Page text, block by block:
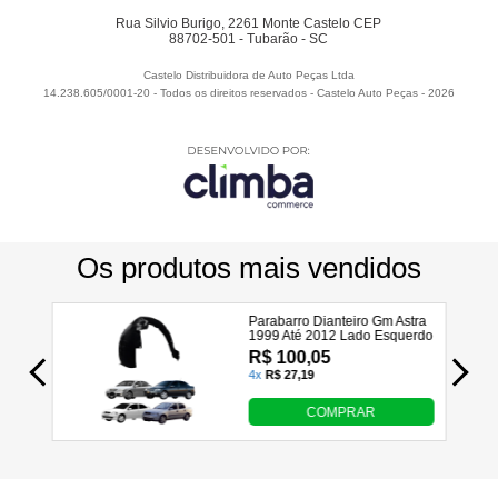
Rua Silvio Burigo, 2261 Monte Castelo CEP
88702-501 - Tubarão - SC
Castelo Distribuidora de Auto Peças Ltda
14.238.605/0001-20 - Todos os direitos reservados -Castelo Auto Peças -2026